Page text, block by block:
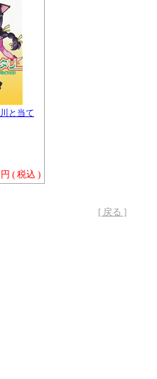
と当て
( 税込 )
[ 戻る ]